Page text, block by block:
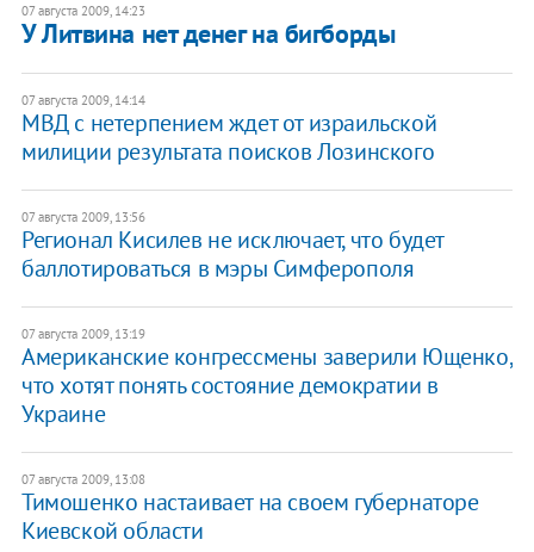
07 августа 2009, 14:23
У Литвина нет денег на бигборды
07 августа 2009, 14:14
МВД с нетерпением ждет от израильской
милиции результата поисков Лозинского
07 августа 2009, 13:56
Регионал Кисилев не исключает, что будет
баллотироваться в мэры Симферополя
07 августа 2009, 13:19
Американские конгрессмены заверили Ющенко,
что хотят понять состояние демократии в
Украине
07 августа 2009, 13:08
Тимошенко настаивает на своем губернаторе
Киевской области